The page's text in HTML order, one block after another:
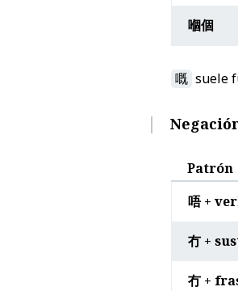
嗰個
嘅 suele
Patrón
唔 +
冇 +
冇 +